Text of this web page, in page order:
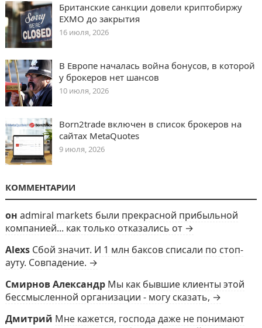
Британские санкции довели криптобиржу
EXMO до закрытия
16 июля, 2026
В Европе началась война бонусов, в которой
у брокеров нет шансов
10 июля, 2026
Born2trade включен в список брокеров на
сайтах MetaQuotes
9 июля, 2026
КОММЕНТАРИИ
он admiral markets были прекрасной прибыльной
компанией... как только отказались от →
Alexs Сбой значит. И 1 млн баксов списали по стоп-
ауту. Совпадение. →
Смирнов Александр Мы как бывшие клиенты этой
бессмысленной организации - могу сказать, →
Дмитрий Мне кажется, господа даже не понимают